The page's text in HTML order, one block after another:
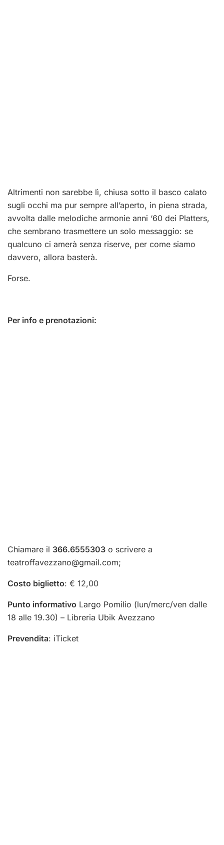
Altrimenti non sarebbe lì, chiusa sotto il basco calato
sugli occhi ma pur sempre all’aperto, in piena strada,
avvolta dalle melodiche armonie anni ‘60 dei Platters,
che sembrano trasmettere un solo messaggio: se
qualcuno ci amerà senza riserve, per come siamo
davvero, allora basterà.
Forse.
Per info e prenotazioni:
Chiamare il 366.6555303 o scrivere a
teatroffavezzano@gmail.com;
Costo biglietto: € 12,00
Punto informativo Largo Pomilio (lun/merc/ven dalle
18 alle 19.30) – Libreria Ubik Avezzano
Prevendita: iTicket